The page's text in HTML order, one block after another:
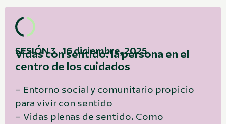
SESIÓN 3 | 16 diciembre, 2025
Vidas con sentido: la persona en el
centro de los cuidados
– Entorno social y comunitario propicio
para vivir con sentido
– Vidas plenas de sentido. Como